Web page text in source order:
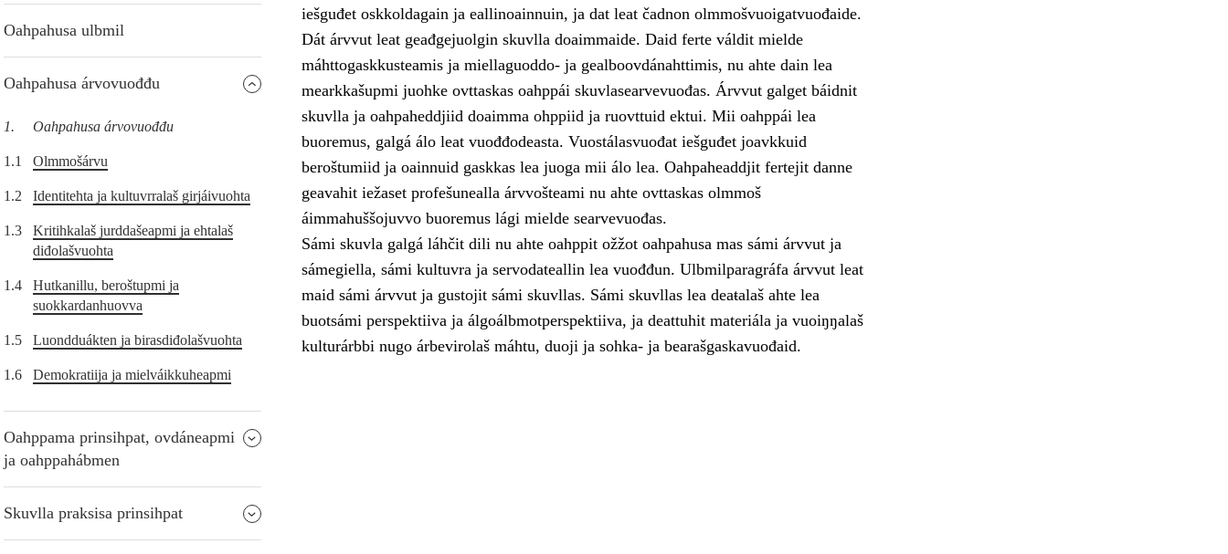
Oahpahusa ulbmil
Oahpahusa árvovuođđu
1. Oahpahusa árvovuođđu
1.1 Olmmošárvu
1.2 Identitehta ja kultuvrralaš girjáivuohta
1.3
Kritihkalaš jurddašeapmi ja ehtalaš
diđolašvuohta
1.4
Hutkanillu, beroštupmi ja
suokkardanhuovva
1.5 Luondduákten ja birasdiđolašvuohta
1.6 Demokratiija ja mielváikkuheapmi
Oahppama prinsihpat, ovdáneapmi
ja oahppahábmen
Skuvlla praksisa prinsihpat
iešguđet oskkoldagain ja eallinoainnuin, ja dat leat čadnon olmmošvuoigatvuođaide.
Dát árvvut leat geađgejuolgin skuvlla doaimmaide. Daid ferte váldit mielde
máhttogaskkusteamis ja miellaguoddo- ja gealboovdánahttimis, nu ahte dain lea
mearkkašupmi juohke ovttaskas oahppái skuvlasearvevuođas. Árvvut galget báidnit
skuvlla ja oahpaheddjiid doaimma ohppiid ja ruovttuid ektui. Mii oahppái lea
buoremus, galgá álo leat vuođđodeasta. Vuostálasvuođat iešguđet joavkkuid
beroštumiid ja oainnuid gaskkas lea juoga mii álo lea. Oahpaheaddjit fertejit danne
geavahit iežaset profešunealla árvvošteami nu ahte ovttaskas olmmoš
áimmahuššojuvvo buoremus lági mielde searvevuođas.
Sámi skuvla galgá láhčit dili nu ahte oahppit ožžot oahpahusa mas sámi árvvut ja
sámegiella, sámi kultuvra ja servodateallin lea vuođđun. Ulbmilparagráfa árvvut leat
maid sámi árvvut ja gustojit sámi skuvllas. Sámi skuvllas lea deaŧalaš ahte lea
buotsámi perspektiiva ja álgoálbmotperspektiiva, ja deattuhit materiála ja vuoiŋŋalaš
kulturárbbi nugo árbevirolaš máhtu, duoji ja sohka- ja bearašgaskavuođaid.